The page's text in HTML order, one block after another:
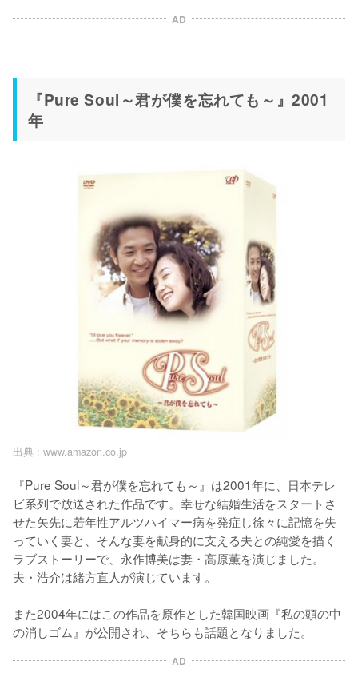
AD
『Pure Soul～君が僕を忘れても～』2001
年
出典 : www.amazon.co.jp
『Pure Soul～君が僕を忘れても～』は2001年に、日本テレ
ビ系列で放送された作品です。幸せな結婚生活をスタートさ
せた矢先に若年性アルツハイマー病を発症し徐々に記憶を失
っていく妻と、そんな妻を献身的に支える夫との純愛を描く
ラブストーリーで、永作博美は妻・高原薫を演じました。
夫・浩介は緒方直人が演じています。
また2004年にはこの作品を原作とした韓国映画『私の頭の中
の消しゴム』が公開され、そちらも話題となりました。
AD